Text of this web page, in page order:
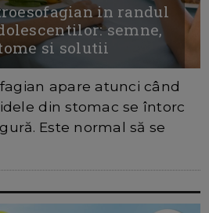
in randul
semne,
si solutii
apare atunci când
din stomac se întorc
Este normal să se